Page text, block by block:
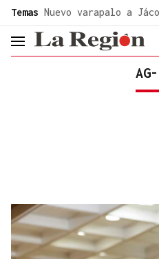
Temas Nuevo varapalo a
header.menu.open